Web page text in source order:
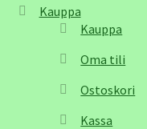
Kauppa
Kauppa
Oma tili
Ostoskori
Kassa